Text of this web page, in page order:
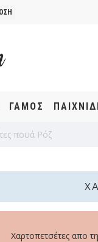
ΓΑΜΟΣ
πουά Ρόζ
Χαρτοπετσέτες απο